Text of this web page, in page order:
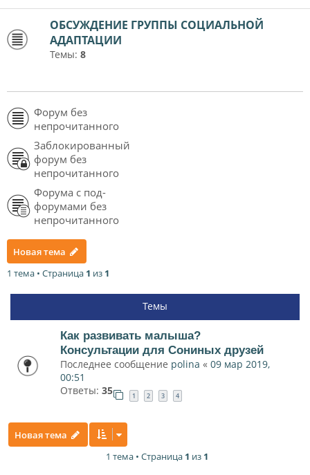
ОБСУЖДЕНИЕ ГРУППЫ СОЦИАЛЬНОЙ
АДАПТАЦИИ
Темы: 8
Форум без
непрочитанного
Заблокированный
форум без
непрочитанного
Форума с под-
форумами без
непрочитанного
Новая тема
1 тема • Страница 1 из 1
Темы
Как развивать малыша?
Консультации для Сониных друзей
Последнее сообщение polina « 09 мар 2019,
00:51
Ответы: 35 1 2 3 4
Новая тема
1 тема • Страница 1 из 1